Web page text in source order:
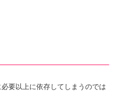
要以上に依存してしまうのでは